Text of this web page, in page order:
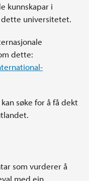
kunnskapar i
universitetet.
dette:
søke for å få dekt
som vurderer å
med ein